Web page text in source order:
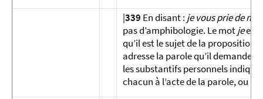
|339 En disant : je vous prie de
pas d’amphibologie. Le motje
qu’il est le sujet de la proposition
adresse la parole qu’il demande
les substantifs personnels
chacun à l’acte de la parole, ou